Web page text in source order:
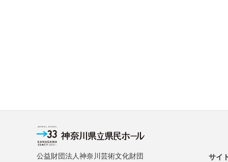
公益財団法人神奈川芸術文化財団
サイ